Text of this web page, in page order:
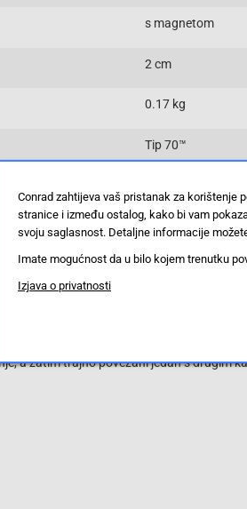
s magnetom
2 cm
0.17 kg
Tip 70™
je dio svake kutije s alatima.
za mjerenje zadataka na
svih razina duha iz STABILE, razina
a zatim trajno povezani jedan s drugim
Conrad zahtijeva vaš pristanak za korištenje
stranice i između ostalog, kako bi vam
svoju saglasnost. Detaljne informacije
Imate mogućnost da u bilo kojem trenutku
Izjava o privatnosti